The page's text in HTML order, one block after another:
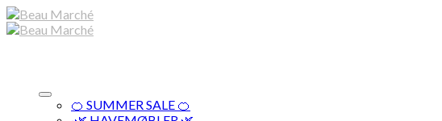
Skip
to
🍊 SUMMER SALE 🍊